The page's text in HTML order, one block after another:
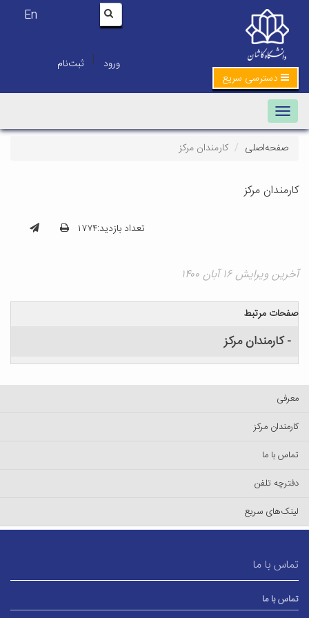
En
ورود | ثبت‌نام
دسترسی سریع
Toggle navigation
صفحه‌اصلی کارمندان مرکز
کارمندان مرکز
تعداد بازدید:۱۷۷۴
آخرین ویرایش ۱۶ آبان ۱۴۰۰
صفحات مرتبط
- کارمندان مرکز
معرفی
کارمندان مرکز
تماس با ما
دفترچه تلفن
لینک‌های سریع
تماس با ما
تماس با ما